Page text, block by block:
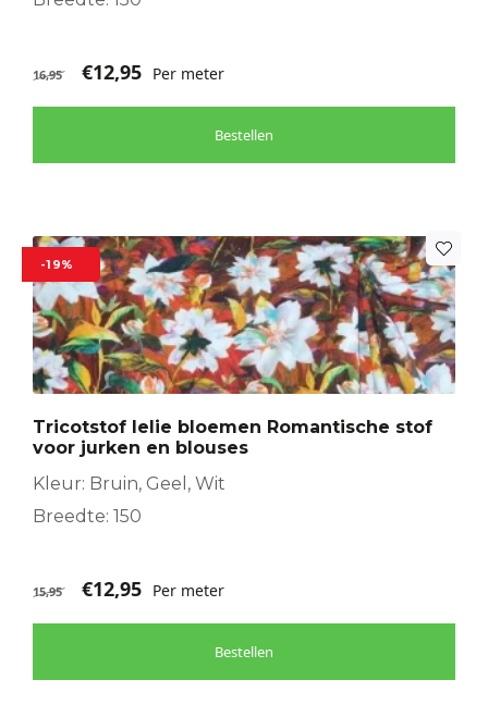
16,95 €12,95 Per meter
Bestellen
-19%
Tricotstof lelie bloemen Romantische stof
voor jurken en blouses
Kleur: Bruin, Geel, Wit
Breedte: 150
15,95 €12,95 Per meter
Bestellen